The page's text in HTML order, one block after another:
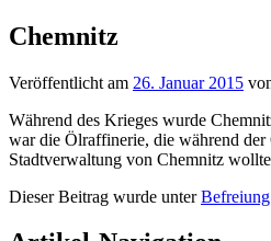
Chemnitz
Veröffentlicht am 26. Januar 2015
Während des Krieges wurde
war die Ölraffinerie, die während
Stadtverwaltung von Chemnitz
Dieser Beitrag wurde unter